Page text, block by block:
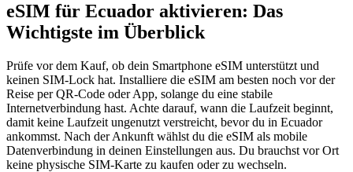
eSIM für Ecuador aktivieren: Das
Wichtigste im Überblick
Prüfe vor dem Kauf, ob dein Smartphone eSIM unterstützt und
keinen SIM-Lock hat. Installiere die eSIM am besten noch vor der
Reise per QR-Code oder App, solange du eine stabile
Internetverbindung hast. Achte darauf, wann die Laufzeit beginnt,
damit keine Laufzeit ungenutzt verstreicht, bevor du in Ecuador
ankommst. Nach der Ankunft wählst du die eSIM als mobile
Datenverbindung in deinen Einstellungen aus. Du brauchst vor Ort
keine physische SIM-Karte zu kaufen oder zu wechseln.